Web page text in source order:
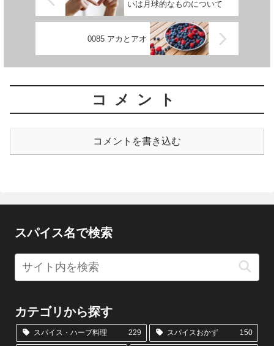
いは月球的なものについて
0085 アカとアオ
コメント
コメントを書き込む
スパイス名で検索
カテゴリから探す
スパイス・ハーブ料理 229 スパイスおかず 150